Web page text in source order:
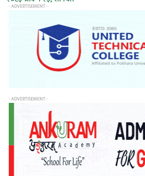
- ADVERTISEMENT -
- ADVERTISEMENT -